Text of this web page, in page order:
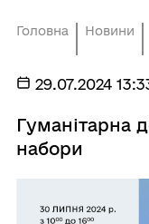
Головна Новини
29.07.2024
Гуманітарна
набори